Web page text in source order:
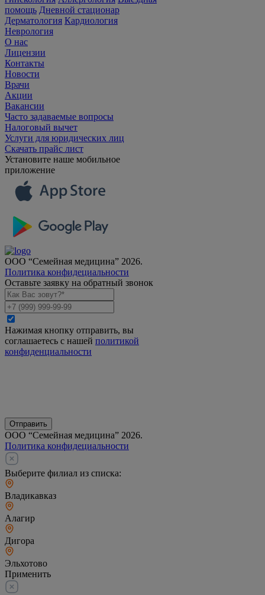
помощь Дневной стационар
Дерматология Кардиология
Неврология
О нас
Лицензии
Контакты
Новости
Врачи
Акции
Вакансии
Часто задаваемые вопросы
Налоговый вычет
Услуги для юридических лиц
Скачать прайс лист
Установите наше мобильное
приложение
ООО “Семейная медицина” 2026.
Политика конфидециальности
Оставьте заявку на обратный звонок
Нажимая кнопку отправить, вы
соглашаетесь с нашей политикой
конфиденциальности
Отправить
ООО “Семейная медицина” 2026.
Политика конфидециальности
Выберите филиал из списка:
Владикавказ
Алагир
Дигора
Эльхотово
Применить